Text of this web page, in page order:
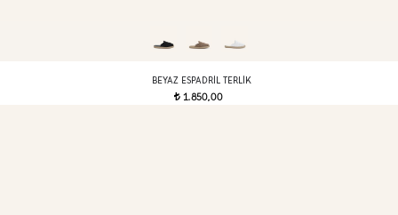
BEYAZ ESPADRIL TERLIK
t1.850,00